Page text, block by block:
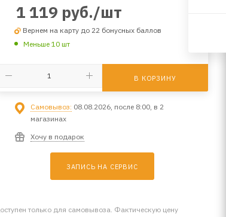
1 119 руб./шт
Вернем на карту до 22 бонусных баллов
Меньше 10 шт
В КОРЗИНУ
Самовывоз: 08.08.2026, после 8:00, в 2
магазинах
Хочу в подарок
ЗАПИСЬ НА СЕРВИС
только для самовывоза. Фактическую цену